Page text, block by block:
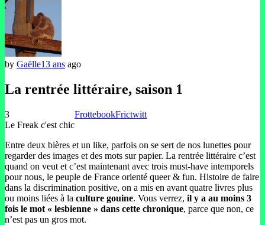
by Gaëlle13 ans ago
La rentrée littéraire, saison 1
3
Le Freak c'est chic
FrottebookFrictwitt
Entre deux bières et un like, parfois on se sert de nos lunettes pour
regarder des images et des mots sur papier. La rentrée littéraire c’est
quand on veut et c’est maintenant avec trois must-have intemporels
pour nous, le peuple de France orienté queer & fun. Histoire de faire
dans la discrimination positive, on a mis en avant quatre livres plus
ou moins liées à la culture gouine. Vous verrez, il y a au moins 3
fois le mot « lesbienne » dans cette chronique, parce que non, ce
n’est pas un gros mot.